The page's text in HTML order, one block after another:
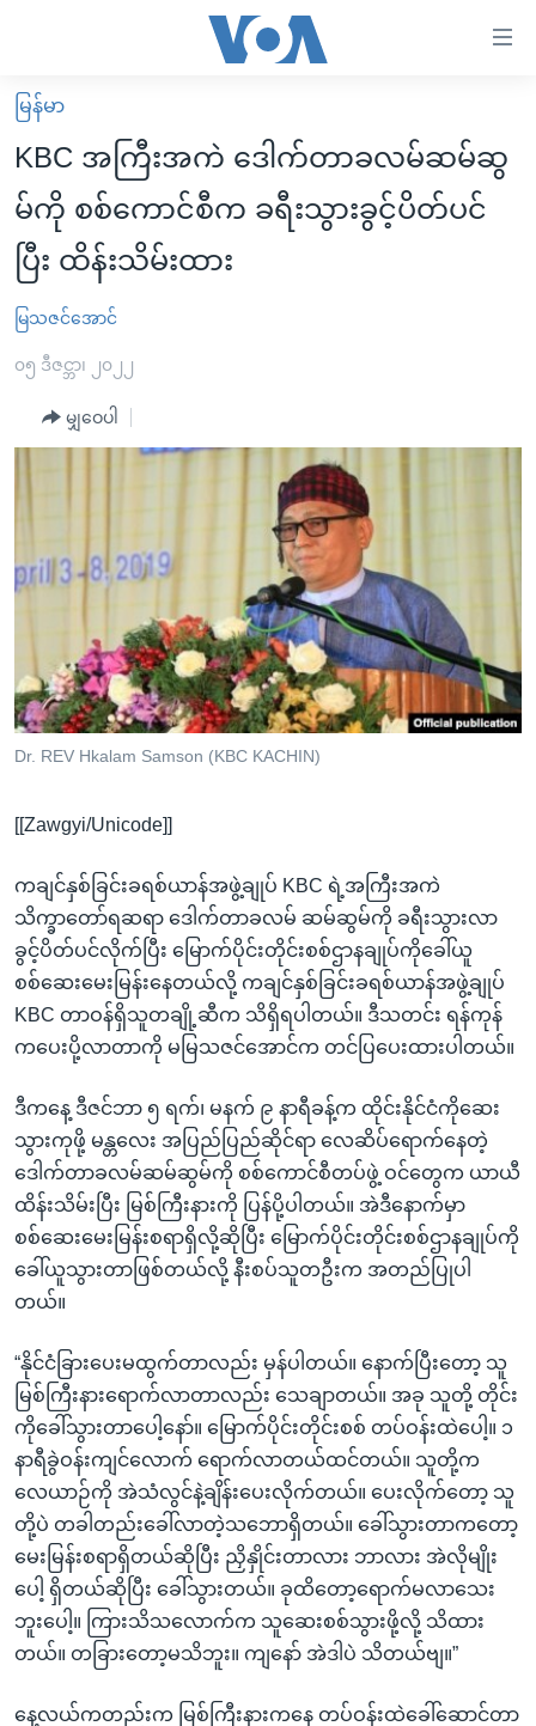
လွယ်ကူ
စေ
သည့်
Link
များ
ပင်မ
ကျော်
ကြည့်
ညွန်း
ကျော်
ကြည့်
ရန်
ရှာဖွေ
နေရာ
ကျော်
ရန်
မူလစာမျက်နှာ
မြန်မာ
ကမ္ဘာ့သတင်းများ
နိုင်ငံတကာ
အစ္စရေး-ပါလက်စတိုင်း
ဗွီဒီယို
အင်္ဂလိပ်စာလေ့လာမယ်
အမေရိကန်သုံးအီဒီယံ
သုတပဒေသာ အင်္ဂလိပ်စာ
အပတ်စဉ်ကဏ္ဍများ
ရေဒီယိုနှင့်ရုပ်သံ အချက်အလက်များ
Learning English
ဗွီအိုအေ လူမှုကွန်ယက်များ
ဘာသာစကားများ
မြန်မာ
KBC အကြီးအကဲ ဒေါက်တာခလမ်ဆမ်ဆွ
မ်ကို စစ်ကောင်စီက ခရီးသွားခွင့်ပိတ်ပင်
ပြီး ထိန်းသိမ်းထား
မြသဇင်အောင်
၀၅ ဒီဇင္ဘာ၊ ၂၀၂၂
မျှဝေပါ
Dr. REV Hkalam Samson (KBC KACHIN)
[[Zawgyi/Unicode]]
ကချင်နှစ်ခြင်းခရစ်ယာန်အဖွဲ့ချုပ် KBC ရဲ့အကြီးအကဲ
သိက္ခာတော်ရဆရာ ဒေါက်တာခလမ် ဆမ်ဆွမ်ကို ခရီးသွားလာ
ခွင့်ပိတ်ပင်လိုက်ပြီး မြောက်ပိုင်းတိုင်းစစ်ဌာနချုပ်ကိုခေါ်ယူ
စစ်ဆေးမေးမြန်းနေတယ်လို့ ကချင်နှစ်ခြင်းခရစ်ယာန်အဖွဲ့ချုပ်
KBC တာဝန်ရှိသူတချို့ဆီက သိရှိရပါတယ်။ ဒီသတင်း ရန်ကုန်
ကပေးပို့လာတာကို မမြသဇင်အောင်က တင်ပြပေးထားပါတယ်။
ဒီကနေ့ ဒီဇင်ဘာ ၅ ရက်၊ မနက် ၉ နာရီခန့်က ထိုင်းနိုင်ငံကိုဆေး
သွားကုဖို့ မန္တလေး အပြည်ပြည်ဆိုင်ရာ လေဆိပ်‌ရောက်နေတဲ့
ဒေါက်တာခလမ်ဆမ်ဆွမ်ကို စစ်ကောင်စီတပ်ဖွဲ့ ဝင်တွေက ယာယီ
ထိန်းသိမ်းပြီး မြစ်ကြီးနားကို ပြန်ပို့ပါတယ်။ အဲဒီနောက်မှာ
စစ်ဆေးမေးမြန်းစရာရှိလို့ဆိုပြီး မြောက်ပိုင်းတိုင်းစစ်ဌာနချုပ်ကို
ခေါ်ယူသွားတာဖြစ်တယ်လို့ နီးစပ်သူတဦးက အတည်ပြုပါ
တယ်။
“နိုင်ငံခြားပေးမထွက်တာလည်း မှန်ပါတယ်။ နောက်ပြီးတော့ သူ
မြစ်ကြီးနားရောက်လာတာလည်း သေချာတယ်။ အခု သူတို့ တိုင်း
ကိုခေါ်သွားတာပေါ့နော်။ မြောက်ပိုင်းတိုင်းစစ် တပ်ဝန်းထဲပေါ့။ ၁
နာရီခွဲဝန်းကျင်လောက် ရောက်လာတယ်ထင်တယ်။ သူတို့က
လေယာဉ်ကို အဲသံလွင်နဲ့ချိန်းပေးလိုက်တယ်။ ပေးလိုက်တော့ သူ
တို့ပဲ တခါတည်းခေါ်လာတဲ့သဘောရှိတယ်။ ခေါ်သွားတာကတော့
မေးမြန်းစရာရှိတယ်ဆိုပြီး ညှိနှိုင်းတာလား ဘာလား အဲလိုမျိုး
ပေါ့ ရှိတယ်ဆိုပြီး ခေါ်သွားတယ်။ ခုထိတော့ရောက်မလာသေး
ဘူးပေါ့။ ကြားသိသလောက်က သူဆေးစစ်သွားဖို့လို့ သိထား
တယ်။ တခြားတော့မသိဘူး။ ကျနော် အဲဒါပဲ သိတယ်ဗျ။”
နေ့လယ်ကတည်းက မြစ်ကြီးနားကနေ တပ်ဝန်းထဲခေါ်ဆောင်တာ